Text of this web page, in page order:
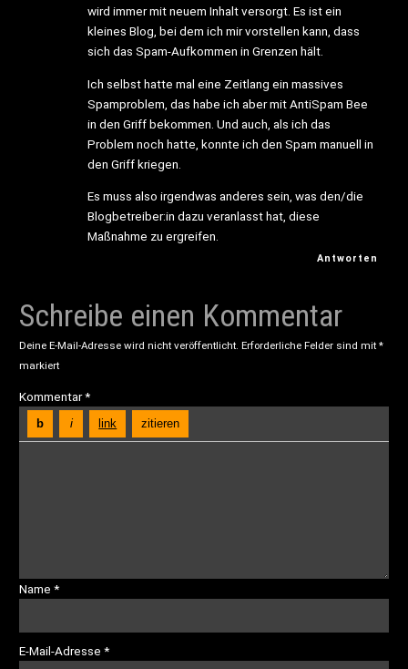
wird immer mit neuem Inhalt versorgt. Es ist ein
kleines Blog, bei dem ich mir vorstellen kann, dass
sich das Spam-Aufkommen in Grenzen hält.
Ich selbst hatte mal eine Zeitlang ein massives
Spamproblem, das habe ich aber mit AntiSpam Bee
in den Griff bekommen. Und auch, als ich das
Problem noch hatte, konnte ich den Spam manuell in
den Griff kriegen.
Es muss also irgendwas anderes sein, was den/die
Blogbetreiber:in dazu veranlasst hat, diese
Maßnahme zu ergreifen.
Antworten
Schreibe einen Kommentar
Deine E-Mail-Adresse wird nicht veröffentlicht. Erforderliche Felder sind mit*
markiert
Kommentar*
Name*
E-Mail-Adresse*